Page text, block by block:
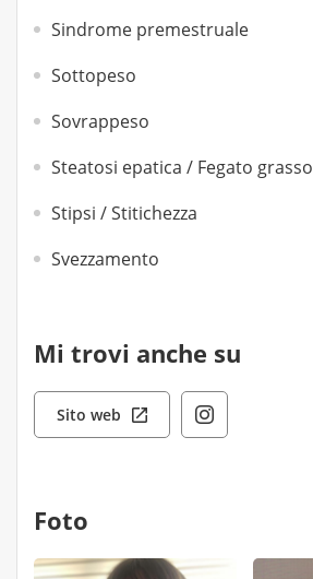
Sindrome premestruale
Sottopeso
Sovrappeso
Steatosi epatica / Fegato grasso
Stipsi / Stitichezza
Svezzamento
Mi trovi anche su
Sito web
Foto